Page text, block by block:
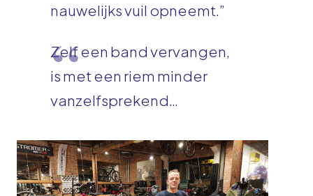
nauwelijks vuil opneemt.”
Zelf een band vervangen,
is met een riem minder
vanzelfsprekend…